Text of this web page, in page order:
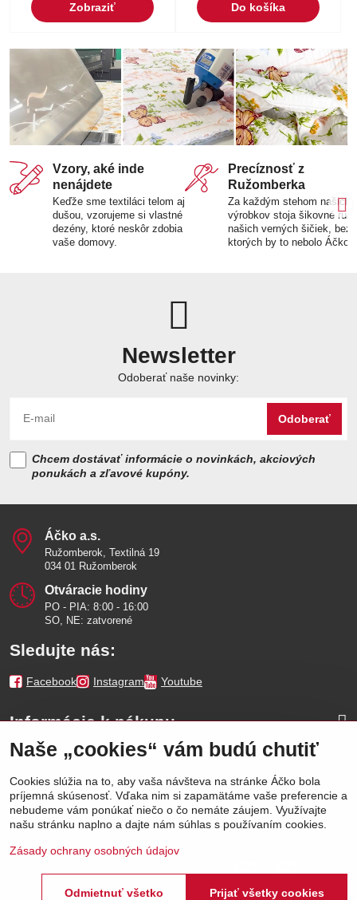
Zobraziť Do košíka
Vzory, aké inde
nenájdete
Keďže sme textiláci telom aj
dušou, vzorujeme si vlastné
dezény, ktoré neskôr zdobia
vaše domovy.
Precíznosť z
Ružomberka
Za každým stehom našich
výrobkov stoja šikovné ruky
našich verných šičiek, bez
ktorých by to nebolo Áčko.
Newsletter
Odoberať naše novinky:
Odoberať
Chcem dostávať informácie o novinkách, akciových
ponukách a zľavové kupóny.
Áčko a​.s​.
Ružomberok, Textilná 19
034 01 Ružomberok
Otváracie hodiny
PO - PIA: 8:00 - 16:00
SO, NE: zatvorené
Sledujte nás:
Facebook Instagram Youtube
Informácie k nákupu
Naše značky
Výhody
Naše „cookies“ vám budú chutiť
Cookies slúžia na to, aby vaša návšteva na stránke Áčko bola
príjemná skúsenosť. Vďaka nim si zapamätáme vaše preferencie a
nebudeme vám ponúkať niečo o čo nemáte záujem. Využívajte
našu stránku naplno a dajte nám súhlas s používaním cookies.
Zásady ochrany osobných údajov
Prijať všetky cookies
Odmietnuť všetko